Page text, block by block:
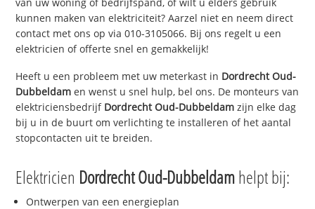
kunnen maken van elektriciteit? Aarzel niet en neem direct
contact met ons op via 010-3105066. Bij ons regelt u een
elektricien of offerte snel en gemakkelijk!
Heeft u een probleem met uw meterkast in Dordrecht Oud-
Dubbeldam en wenst u snel hulp, bel ons. De monteurs van
elektriciensbedrijf Dordrecht Oud-Dubbeldam zijn elke dag
bij u in de buurt om verlichting te installeren of het aantal
stopcontacten uit te breiden.
Elektricien Dordrecht Oud-Dubbeldamhelpt bij:
Ontwerpen van een energieplan